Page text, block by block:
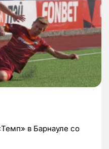
в Барнауле со